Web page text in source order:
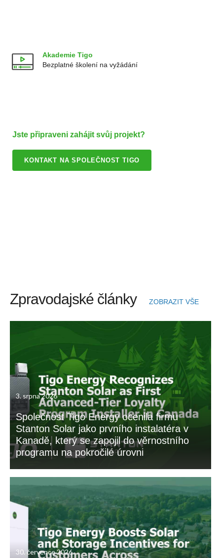
Akademie Tigo
Bezplatné školení na vyžádání
Jste připraveni zahájit svůj projekt?
KONTAKT NA SPOLEČNOST TIGO
Zpravodajské články ZOBRAZIT VŠE
3. srpna 2026
Společnost Tigo Energy ocenila firmu
Stanton Solar jako prvního instalatéra v
Kanadě, který se zapojil do věrnostního
programu na pokročilé úrovni
30. července 2026